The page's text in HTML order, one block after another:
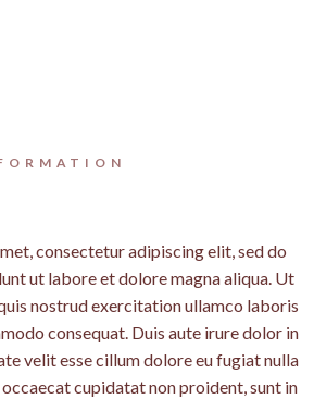
consectetur adipiscing elit, sed do
ut labore et dolore magna aliqua. Ut
nostrud exercitation ullamco laboris
consequat. Duis aute irure dolor in
velit esse cillum dolore eu fugiat nulla
cupidatat non proident, sunt in